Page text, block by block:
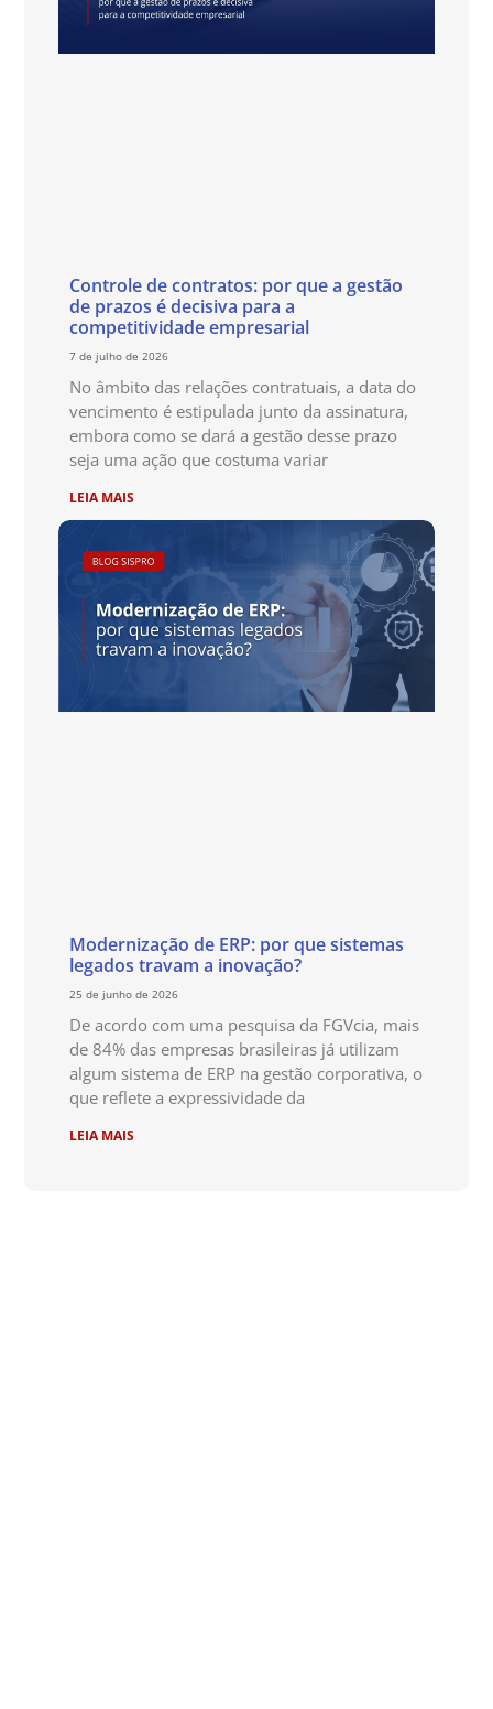
Controle de contratos: por que a gestão
de prazos é decisiva para a
competitividade empresarial
7 de julho de 2026
No âmbito das relações contratuais, a data do
vencimento é estipulada junto da assinatura,
embora como se dará a gestão desse prazo
seja uma ação que costuma variar
LEIA MAIS
Modernização de ERP: por que sistemas
legados travam a inovação?
25 de junho de 2026
De acordo com uma pesquisa da FGVcia, mais
de 84% das empresas brasileiras já utilizam
algum sistema de ERP na gestão corporativa, o
que reflete a expressividade da
LEIA MAIS